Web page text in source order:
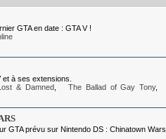
GTA en date : GTA V !
à ses extensions.
& Damned, The Ballad of Gay Tony,
GTA prévu sur Nintendo DS : Chinatown Wars